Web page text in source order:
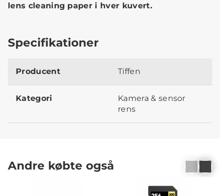
lens cleaning paper i hver kuvert.
Specifikationer
Producent Tiffen
Kategori
Kamera & sensor
rens
Andre købte også